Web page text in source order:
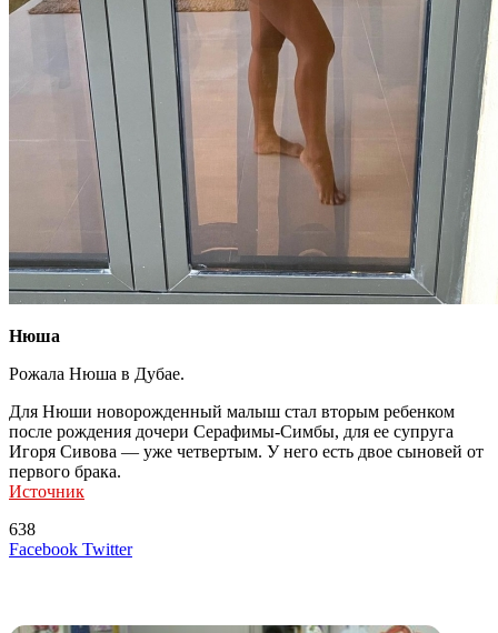
Нюша
Рожала Нюша в Дубае.
Для Нюши новорожденный малыш стал вторым ребенком
после рождения дочери Серафимы-Симбы, для ее супруга
Игоря Сивова — уже четвертым. У него есть двое сыновей от
первого брака.
Источник
638
Facebook TwitterLinkedIn
Tumblr
Reddit
Вконтакте
Одноклассники
Skype
Messenger
Messenger
WhatsApp
Telegram
Viber
Line
Поделиться
Печатать